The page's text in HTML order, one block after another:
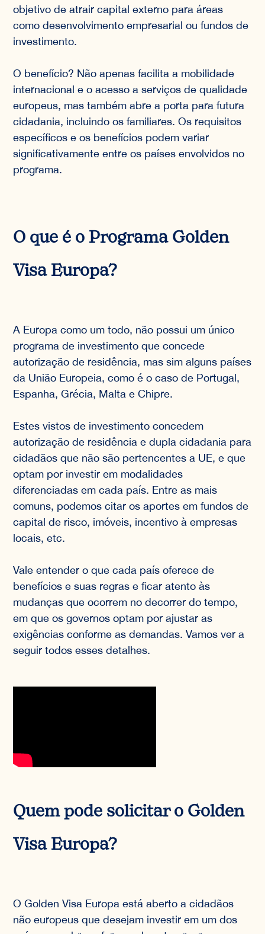
objetivo de atrair capital externo para áreas
como desenvolvimento empresarial ou fundos de
investimento.
O benefício? Não apenas facilita a mobilidade
internacional e o acesso a serviços de qualidade
europeus, mas também abre a porta para futura
cidadania, incluindo os familiares. Os requisitos
específicos e os benefícios podem variar
significativamente entre os países envolvidos no
programa.
O que é o Programa Golden
Visa Europa?
A Europa como um todo, não possui um único
programa de investimento que concede
autorização de residência, mas sim alguns países
da União Europeia, como é o caso de Portugal,
Espanha, Grécia, Malta e Chipre.
Estes vistos de investimento concedem
autorização de residência e dupla cidadania para
cidadãos que não são pertencentes a UE, e que
optam por investir em modalidades
diferenciadas em cada país. Entre as mais
comuns, podemos citar os aportes em fundos de
capital de risco, imóveis, incentivo à empresas
locais, etc.
Vale entender o que cada país oferece de
benefícios e suas regras e ficar atento às
mudanças que ocorrem no decorrer do tempo,
em que os governos optam por ajustar as
exigências conforme as demandas. Vamos ver a
seguir todos esses detalhes.
Quem pode solicitar o Golden
Visa Europa?
O Golden Visa Europa está aberto a cidadãos
não europeus que desejam investir em um dos